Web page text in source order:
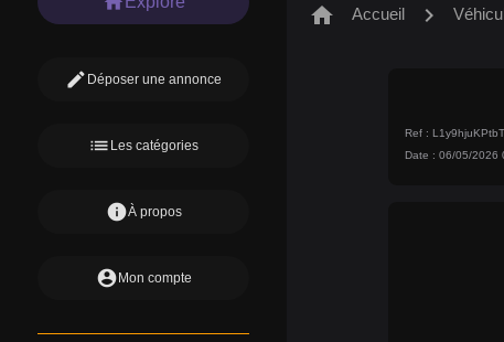
edit Déposer une annonce
list Les catégories
infoÀ propos
account_circle Mon compte
home Accueil chevron_right
Ref :
Date : 06/05/2026